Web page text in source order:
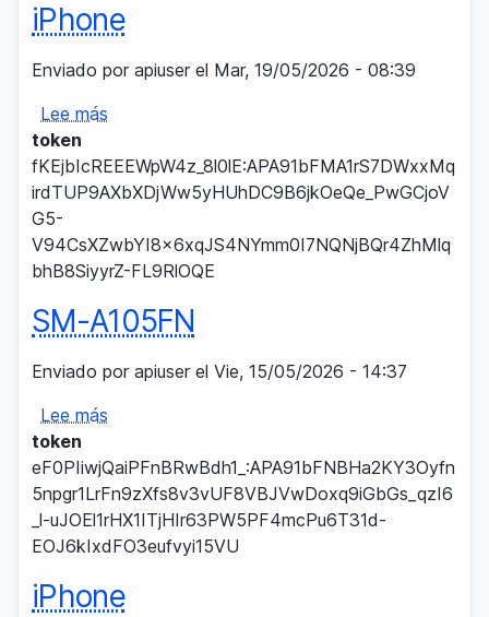
iPhone
Enviado por apiuserel Mar, 19/05/2026 - 08:39
Lee más
token
fKEjbIcREEEWpW4z_8l0lE:APA91bFMA1rS7DWxxMq
irdTUP9AXbXDjWw5yHUhDC9B6jkOeQe_PwGCjoV
G5-
V94CsXZwbYI8x6xqJS4NYmm0I7NQNjBQr4ZhMlq
bhB8SiyyrZ-FL9RlOQE
SM-A105FN
Enviado por apiuserel Vie, 15/05/2026 - 14:37
Lee más
A105FN
token
eF0PIiwjQaiPFnBRwBdh1_:APA91bFNBHa2KY3Oyfn
5npgr1LrFn9zXfs8v3vUF8VBJVwDoxq9iGbGs_qzI6
_l-uJOEl1rHX1ITjHIr63PW5PF4mcPu6T31d-
EOJ6kIxdFO3eufvyi15VU
iPhone